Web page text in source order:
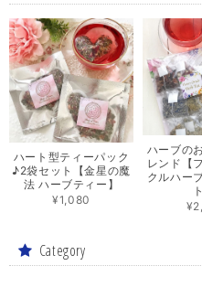
ハート型ティーパック
♪2袋セット【金星の魔
法 ハーブティー】
¥1,080
ハーブの
レンド【
クルハー
Category